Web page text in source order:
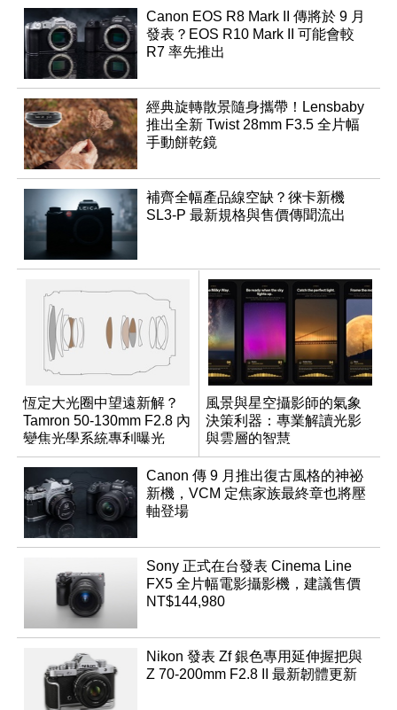
Canon EOS R8 Mark II 傳將於 9 月
發表？EOS R10 Mark II 可能會較
R7 率先推出
經典旋轉散景隨身攜帶！Lensbaby
推出全新 Twist 28mm F3.5 全片幅
手動餅乾鏡
補齊全幅產品線空缺？徠卡新機
SL3-P 最新規格與售價傳聞流出
恆定大光圈中望遠新解？
Tamron 50-130mm F2.8 內
變焦光學系統專利曝光
風景與星空攝影師的氣象
決策利器：專業解讀光影
與雲層的智慧
App「Atmos」登場
Canon 傳 9 月推出復古風格的神祕
新機，VCM 定焦家族最終章也將壓
軸登場
Sony 正式在台發表 Cinema Line
FX5 全片幅電影攝影機，建議售價
NT$144,980
Nikon 發表 Zf 銀色專用延伸握把與
Z 70-200mm F2.8 II 最新韌體更新